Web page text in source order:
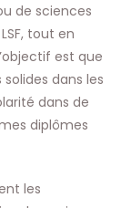
de sciences
tout en
est que
dans les
dans de
diplômes
les